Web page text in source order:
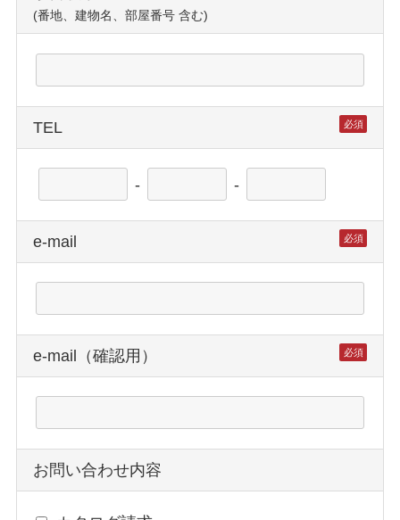
(番地、建物名、部屋番号 含む)
TEL 必須
- -
e-mail 必須
e-mail（確認用） 必須
お問い合わせ内容